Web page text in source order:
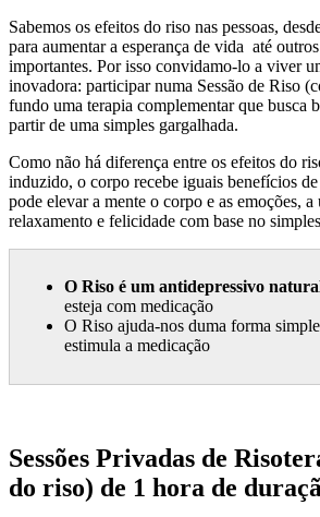
Sabemos os efeitos do riso nas pessoas,
para aumentar a esperança de vida até
importantes. Por isso convidamo-lo a viver
inovadora: participar numa Sessão de Riso
fundo uma terapia complementar que busca
partir de uma simples gargalhada.
Como não há diferença entre os efeitos do
induzido, o corpo recebe iguais benefícios
pode elevar a mente o corpo e as emoções, a
relaxamento e felicidade com base no
O Riso é um antidepressivo
esteja com medicação
O Riso ajuda-nos duma forma
estimula a medicação
Sessões Privadas de
do riso) de 1 hora de